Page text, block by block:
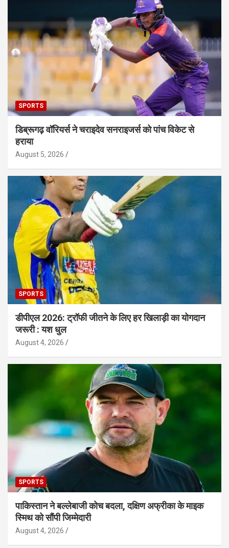
SPORTS
डिब्रूगढ़ वॉरियर्स ने चराइदेव सनराइजर्स को पांच विकेट से
हराया
August 5, 2026
SPORTS
डीपीएल 2026: ट्रॉफी जीतने के लिए हर खिलाड़ी का योगदान
जरूरी : यश धुल
August 4, 2026
SPORTS
पाकिस्तान ने बल्लेबाजी कोच बदला, दक्षिण अफ्रीका के माइक
स्मिथ को सौंपी जिम्मेदारी
August 4, 2026